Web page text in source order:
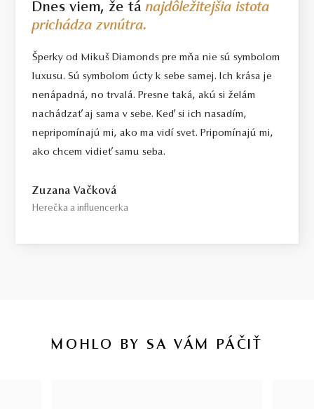
Dnes viem, že tánajdôležitejšia istota
prichádza zvnútra.
Šperky od Mikuš Diamonds pre mňa nie sú symbolom
luxusu. Sú symbolom úcty k sebe samej. Ich krása je
nenápadná, no trvalá. Presne taká, akú si želám
nachádzať aj sama v sebe. Keď si ich nasadím,
nepripomínajú mi, ako ma vidí svet. Pripomínajú mi,
ako chcem vidieť samu seba.
Zuzana Vačková
Herečka a influencerka
MOHLO BY SA VÁM PÁČIŤ